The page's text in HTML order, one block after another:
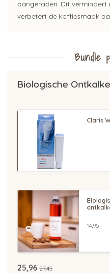
aangeraden. Dit vermindert
verbetert de koffiesmaak
Bundle
Biologische
Claris
14,95
25,96 27,45